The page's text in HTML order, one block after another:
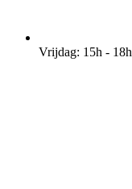
Vrijdag: 15h - 18h